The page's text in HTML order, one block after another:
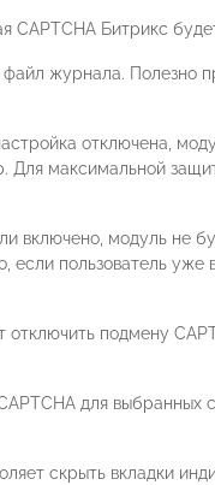
Битрикс
журнала. Полезно
отключена,
Для максимальной
включено, модуль не
пользователь уже
подмену
для выбранных
скрыть вкладки